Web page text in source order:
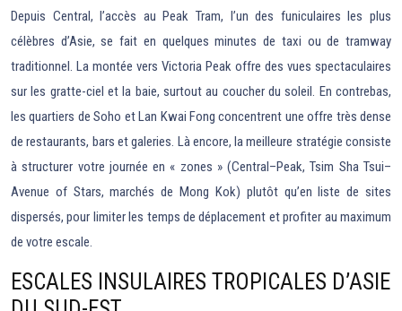
Depuis Central, l’accès au Peak Tram, l’un des funiculaires les plus
célèbres d’Asie, se fait en quelques minutes de taxi ou de tramway
traditionnel. La montée vers Victoria Peak offre des vues spectaculaires
sur les gratte-ciel et la baie, surtout au coucher du soleil. En contrebas,
les quartiers de Soho et Lan Kwai Fong concentrent une offre très dense
de restaurants, bars et galeries. Là encore, la meilleure stratégie consiste
à structurer votre journée en « zones » (Central–Peak, Tsim Sha Tsui–
Avenue of Stars, marchés de Mong Kok) plutôt qu’en liste de sites
dispersés, pour limiter les temps de déplacement et profiter au maximum
de votre escale.
ESCALES INSULAIRES TROPICALES D’ASIE